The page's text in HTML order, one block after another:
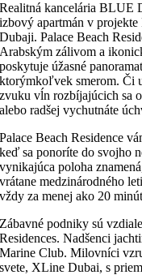
Realitná kancelária BLUE
izbový apartmán v
Dubaji. Palace Beach
Arabským zálivom a
poskytuje úžasné
ktorýmkoľvek smerom. Či
zvuku vĺn rozbíjajúcich sa
alebo radšej vychutnáte
Palace Beach Residence
keď sa ponoríte do svojho
vynikajúca poloha
vrátane medzinárodného
vždy za menej ako 20
Zábavné podniky sú
Residences. Nadšenci
Marine Club. Milovníci
svete, XLine Dubai, s